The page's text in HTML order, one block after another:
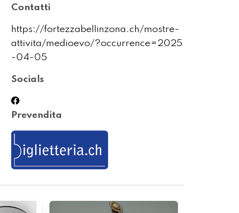
Contatti
https://fortezzabellinzona.ch/mostre-
attivita/medioevo/?occurrence=2025
-04-05
Socials
Prevendita